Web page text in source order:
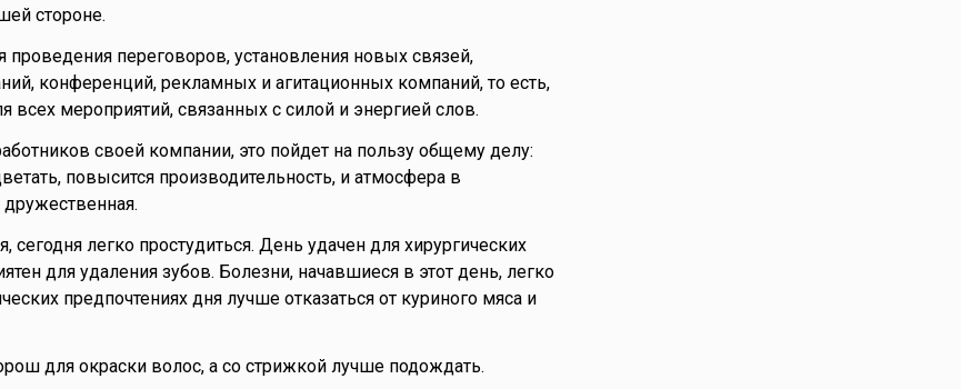
стороне.
переговоров, установления новых связей,
конференций, рекламных и агитационных компаний, то есть,
всех мероприятий, связанных с силой и энергией слов.
своей компании, это пойдет на пользу общему делу:
повысится производительность, и атмосфера в
дружественная.
сегодня легко простудиться. День удачен для хирургических
для удаления зубов. Болезни, начавшиеся в этот день, легко
предпочтениях дня лучше отказаться от куриного мяса и
для окраски волос, а со стрижкой лучше подождать.